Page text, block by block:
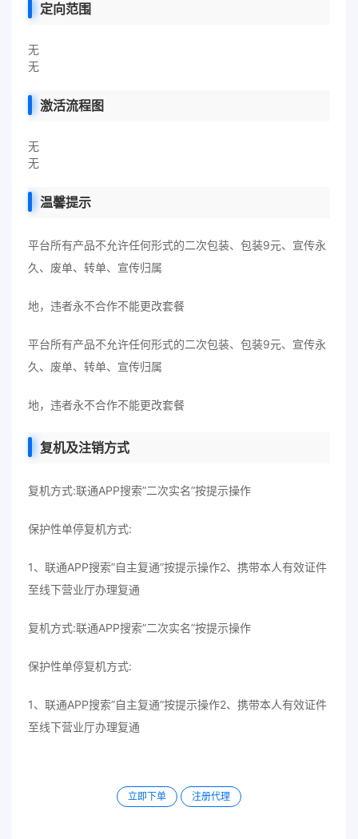
定向范围
无
无
激活流程图
无
无
温馨提示
平台所有产品不允许任何形式的二次包装、包装9元、宣传永
久、废单、转单、宣传归属
地，违者永不合作不能更改套餐
平台所有产品不允许任何形式的二次包装、包装9元、宣传永
久、废单、转单、宣传归属
地，违者永不合作不能更改套餐
复机及注销方式
复机方式:联通APP搜索”二次实名”按提示操作
保护性单停复机方式:
1、联通APP搜索”自主复通”按提示操作2、携带本人有效证件
至线下营业厅办理复通
复机方式:联通APP搜索”二次实名”按提示操作
保护性单停复机方式:
1、联通APP搜索”自主复通”按提示操作2、携带本人有效证件
至线下营业厅办理复通
立即下单 注册代理